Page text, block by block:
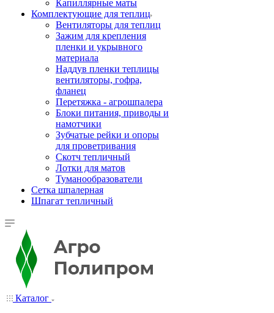
Капиллярные маты
Комплектующие для теплиц
Вентиляторы для теплиц
Зажим для крепления
пленки и укрывного
материала
Наддув пленки теплицы
вентиляторы, гофра,
фланец
Перетяжка - агрошпалера
Блоки питания, приводы и
намотчики
Зубчатые рейки и опоры
для проветривания
Скотч тепличный
Лотки для матов
Туманообразователи
Сетка шпалерная
Шпагат тепличный
Каталог